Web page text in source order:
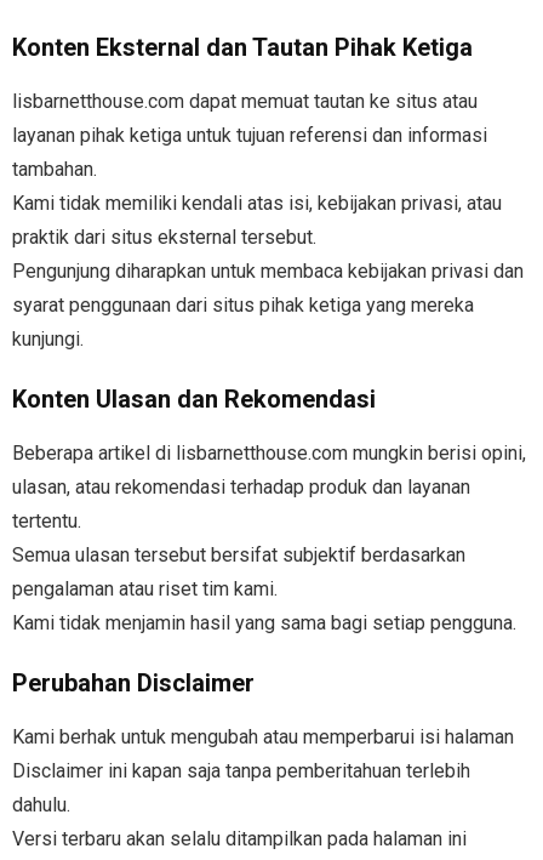
Konten Eksternal dan Tautan Pihak Ketiga
lisbarnetthouse.com dapat memuat tautan ke situs atau
layanan pihak ketiga untuk tujuan referensi dan informasi
tambahan.
Kami tidak memiliki kendali atas isi, kebijakan privasi, atau
praktik dari situs eksternal tersebut.
Pengunjung diharapkan untuk membaca kebijakan privasi dan
syarat penggunaan dari situs pihak ketiga yang mereka
kunjungi.
Konten Ulasan dan Rekomendasi
Beberapa artikel di lisbarnetthouse.com mungkin berisi opini,
ulasan, atau rekomendasi terhadap produk dan layanan
tertentu.
Semua ulasan tersebut bersifat subjektif berdasarkan
pengalaman atau riset tim kami.
Kami tidak menjamin hasil yang sama bagi setiap pengguna.
Perubahan Disclaimer
Kami berhak untuk mengubah atau memperbarui isi halaman
Disclaimer ini kapan saja tanpa pemberitahuan terlebih
dahulu.
Versi terbaru akan selalu ditampilkan pada halaman ini